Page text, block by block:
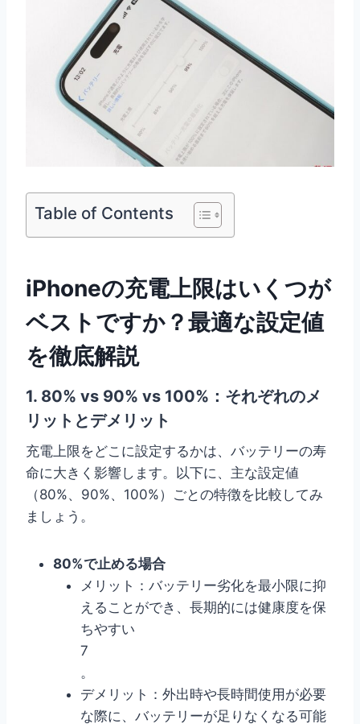
Table of Contents
iPhoneの充電上限はいくつが
ベストですか？最適な設定値
を徹底解説
1. 80% vs 90% vs 100%：それぞれのメ
リットとデメリット
充電上限をどこに設定するかは、バッテリーの寿
命に大きく影響します。以下に、主な設定値
（80%、90%、100%）ごとの特徴を比較してみ
ましょう。
80%で止める場合
メリット：バッテリー劣化を最小限に抑
えることができ、長期的には健康度を保
ちやすい
7
。
デメリット：外出時や長時間使用が必要
な際に、バッテリーが足りなくなる可能